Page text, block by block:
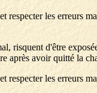
les erreurs
risquent d'être
avoir quitté la
les erreurs